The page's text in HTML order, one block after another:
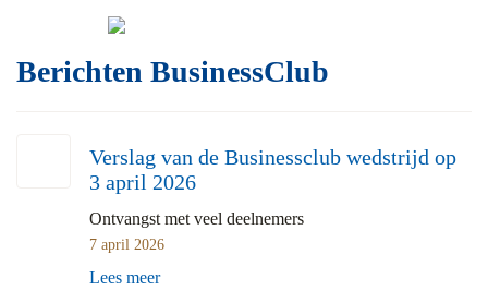
Berichten BusinessClub
Verslag van de Businessclub wedstrijd op
3 april 2026
Ontvangst met veel deelnemers
7 april 2026
Lees meer